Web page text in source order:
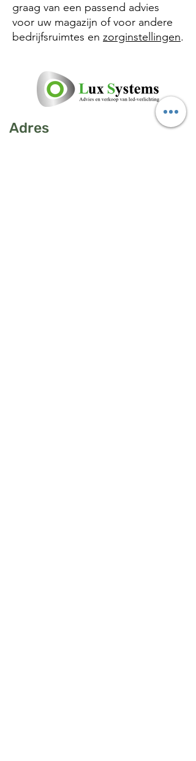
graag van een passend advies
voor uw magazijn of voor andere
bedrijfsruimtes en zorginstellingen.
Adres